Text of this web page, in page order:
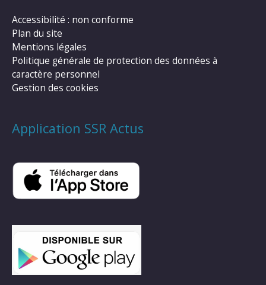
Accessibilité : non conforme
Plan du site
Mentions légales
Politique générale de protection des données à
caractère personnel
Gestion des cookies
Application SSR Actus